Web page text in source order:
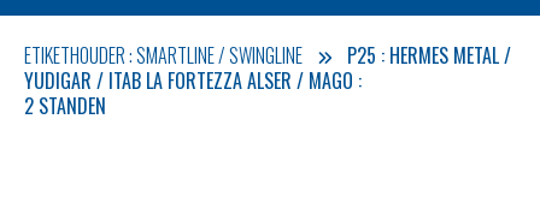
ETIKETHOUDER : SMARTLINE / SWINGLINE
P25 : HERMES METAL /
YUDIGAR / ITAB LA FORTEZZA ALSER / MAGO :
2 STANDEN